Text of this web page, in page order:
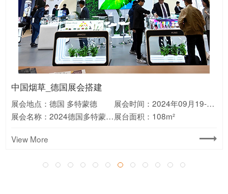
宁德时代_澳大利亚展台搭建
展会地点：澳大利亚 墨尔本
展会时间：2024年10月23-24日
展会名称：2024澳大利亚国际能源展览会展台面积：180m²
View More
Valerion_美国CES展会搭建
展会地点：美国 拉斯维加斯
展会时间：2026年1月6-9日
展会名称：美国CES消费电子展 展台面积：325m²
View More
库犸动力_德国IFA展会搭建
展会地点：德国 柏林
展会时间：2025年9月5-9日
展会名称：2025德国消费电子展IFA展台面积：165m²
View More
Aiper_德国IFA展台搭建
展会地点：德国 慕尼黑
展会时间：2024年9月6-10日
展会名称：2024德国慕尼黑消费电子展IFA展台面积：180m²
View More
科沃斯_美国CES展台搭建
展会地点：美国 拉斯维加斯
展会时间：2025年1月7-10日
展会名称：2025美国CES消费电子展展台面积：消费电子展
View More
万华_展会设计搭建
展会地点：广东 广州
展会时间：2025年9月3-5日
展会名称：2025中国国际聚氨酯展览会(PU China)展台面积：210m²
View More
中国烟草_德国展会搭建
展会地点：德国 多特蒙德
展会时间：2024年09月19-21日
展会名称：2024德国多特蒙德烟草展展台面积：108m²
View More
通威_巴西展台搭建
展会地点：巴西 圣保罗
展会时间：2025年8月26-28日
展会名称：2025巴西圣保罗太阳能光伏展展台面积：140m²
View More
HKC_巴西展会搭建
展会地点：巴西 圣保罗
展会时间：2025年6月22-26日
展会名称：2025巴西消费电子展ES展台面积：135㎡
View More
绿联_德国IFA展会搭建
展会地点：德国 柏林
展会时间：2025年09月6-10日
展会名称：2024德国消费电子展IFA展台面积：120m²
View More
美的_美国展会搭建
展会地点：美国 拉斯维加斯
展会时间：2025年9月9-11日
展会名称：2025美国光伏储能展览会RE+展台面积：135m²
View More
新日_欧洲展会搭建
展会地点：意大利 米兰
展会时间：2023年11月7-12日
展会名称：2023意大利两轮电动车展EICMA展台面积：210m²
View More